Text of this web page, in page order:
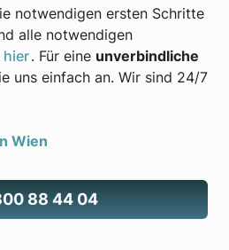
notwendigen ersten Schritte
alle notwendigen
hier. Für eine unverbindliche
uns einfach an. Wir sind 24/7
Wien
88 44 04